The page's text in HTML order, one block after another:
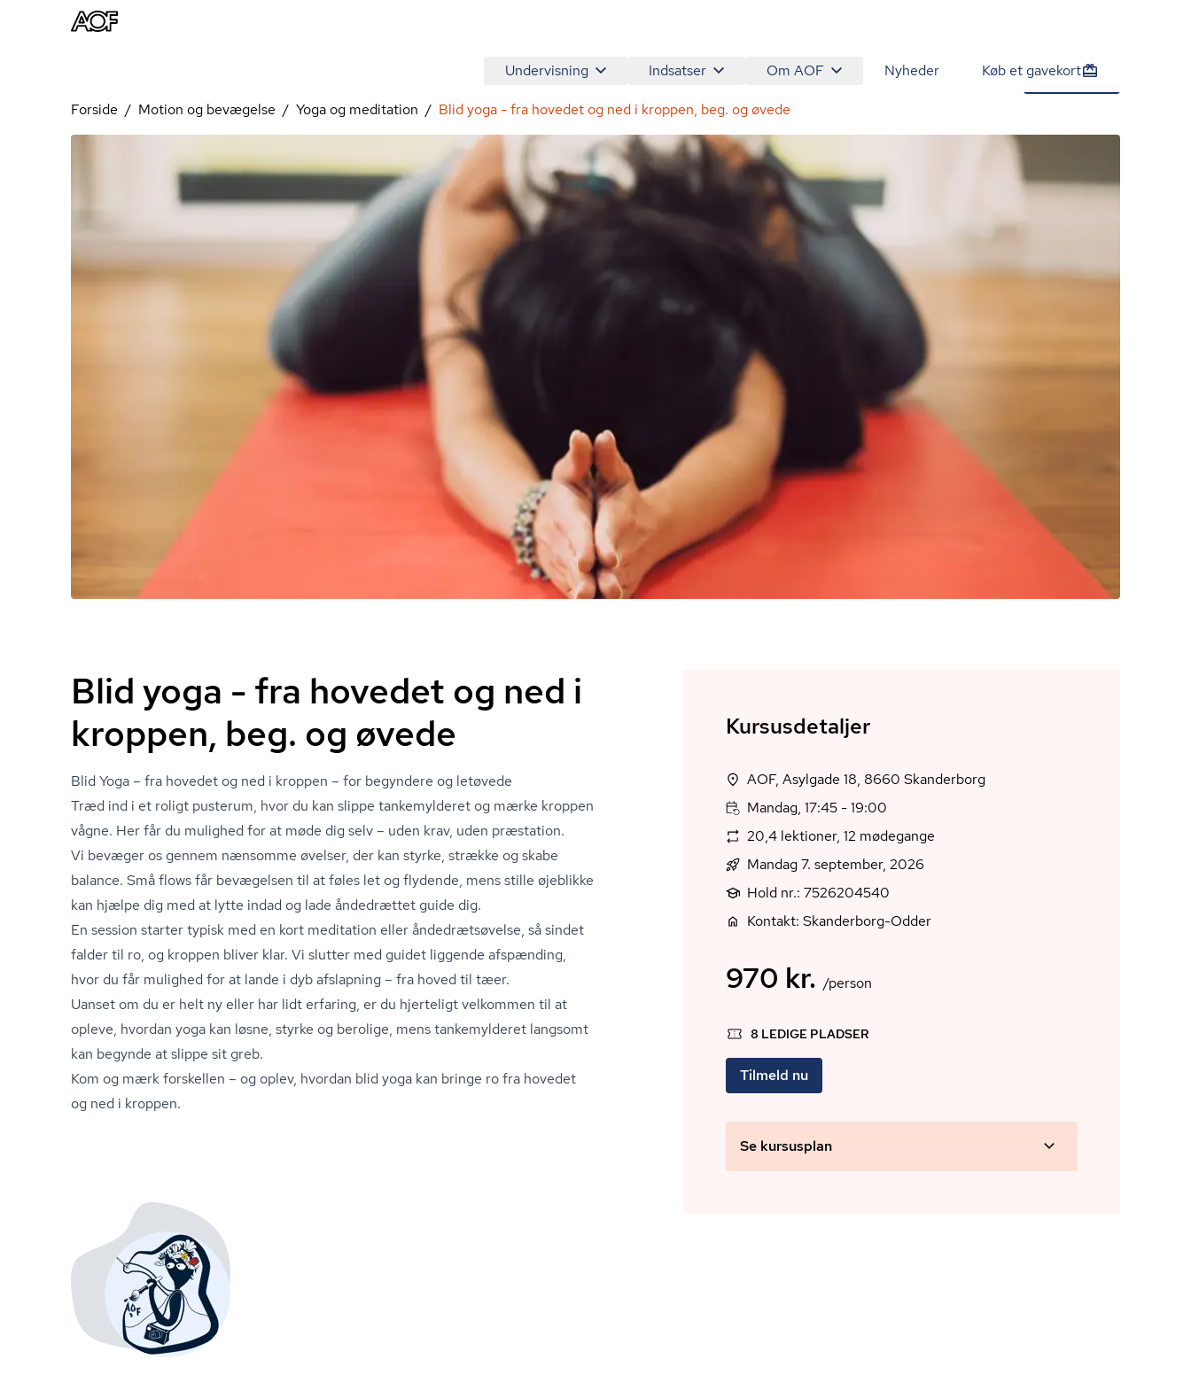
Undervisning Indsatser Om AOF Nyheder Køb et gavekort
Forside Motion og bevægelse Yoga og meditation Blid yoga - fra hovedet og ned i kroppen, beg. og øvede
970 kr. /person Tilmeld nu
Blid yoga - fra hovedet og ned i
kroppen, beg. og øvede
Blid Yoga – fra hovedet og ned i kroppen – for begyndere og letøvede
Træd ind i et roligt pusterum, hvor du kan slippe tankemylderet og mærke kroppen
vågne. Her får du mulighed for at møde dig selv – uden krav, uden præstation.
Vi bevæger os gennem nænsomme øvelser, der kan styrke, strække og skabe
balance. Små flows får bevægelsen til at føles let og flydende, mens stille øjeblikke
kan hjælpe dig med at lytte indad og lade åndedrættet guide dig.
En session starter typisk med en kort meditation eller ån­de­drætsø­vel­se, så sindet
falder til ro, og kroppen bliver klar. Vi slutter med guidet liggende afspænding,
hvor du får mulighed for at lande i dyb afslapning – fra hoved til tæer.
Uanset om du er helt ny eller har lidt erfaring, er du hjerteligt velkommen til at
opleve, hvordan yoga kan løsne, styrke og berolige, mens tankemylderet langsomt
kan begynde at slippe sit greb.
Kom og mærk forskellen – og oplev, hvordan blid yoga kan bringe ro fra hovedet
og ned i kroppen.
Kursusdetaljer
AOF, Asylgade 18, 8660 Skanderborg
Mandag, 17:45 - 19:00
20,4 lektioner, 12 mødegange
Mandag 7. september, 2026
Hold nr.: 7526204540
Kontakt: Skanderborg-Odder
970 kr. /person
8 LEDIGE PLADSER
Tilmeld nu
Se kursusplan